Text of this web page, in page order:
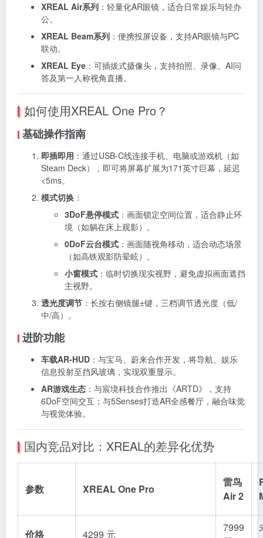
XREAL Air系列 ：轻量化AR眼镜，适合日常娱乐与轻办
公。
XREAL Beam系列 ：便携投屏设备，支持AR眼镜与PC
联动。
XREAL Eye ：可插拔式摄像头，支持拍照、录像、AI问
答及第一人称视角直播。
如何使用XREAL One Pro？
基础操作指南
即插即用 ：通过USB-C线连接手机、电脑或游戏机（如
Steam Deck），即可将屏幕扩展为171英寸巨幕，延迟
<5ms。
模式切换 ：
3DoF悬停模式 ：画面锁定空间位置，适合静止环
境（如躺在床上观影）。
0DoF云台模式 ：画面随视角移动，适合动态场景
（如高铁观影防晕眩）。
小窗模式 ：临时切换现实视野，避免虚拟画面遮挡
主视野。
透光度调节 ：长按右侧镜腿±键，三档调节透光度（低/
中/高）。
进阶功能
车载AR-HUD ：与宝马、蔚来合作开发，将导航、娱乐
信息投射至挡风玻璃，实现双重显示。
AR游戏生态 ：与宸境科技合作推出《ARTD》，支持
6DoF空间交互；与5Senses打造AR全感餐厅，融合味觉
与视觉体验。
国内竞品对比：XREAL的差异化优势
参数 XREAL One Pro
雷鸟
Air 2
价格 4299 元
7999